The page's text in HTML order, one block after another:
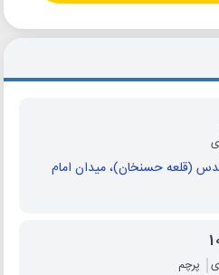
(قلعه حسنخان)، میدان امام
پرچم